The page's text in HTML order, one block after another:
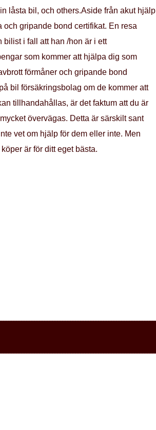
låsta bil, och others.Aside från akut hjälp
gripande bond certifikat. En resa
bilist i fall att han /hon är i ett
som kommer att hjälpa dig som
förmåner och gripande bond
bil försäkringsbolag om de kommer att
tillhandahållas, är det faktum att du är
övervägas. Detta är särskilt sant
vet om hjälp för dem eller inte. Men
är för ditt eget bästa.